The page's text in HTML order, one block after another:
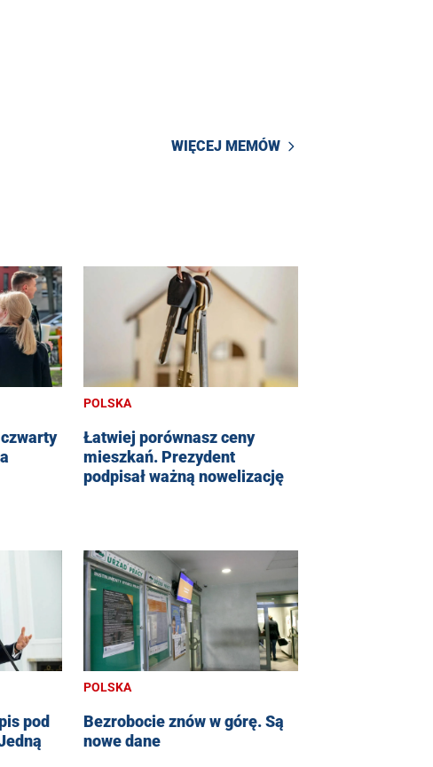
WIĘCEJ MEMÓW
POLSKA
Łatwiej porównasz ceny
mieszkań. Prezydent
podpisał ważną nowelizację
pod
POLSKA
Bezrobocie znów w górę. Są
nowe dane